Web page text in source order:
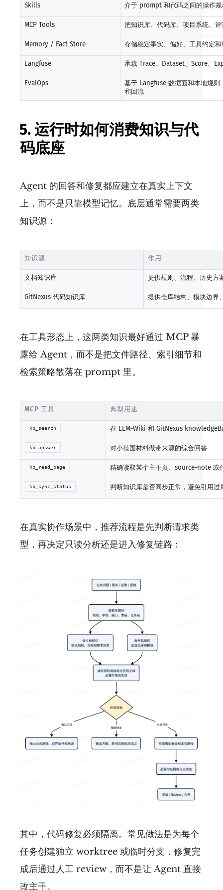
Skills 介于 prompt 和代码之间的操作
MCP Tools 把知识库、代码库、项目系统、
Memory / Fact Store 存储稳定事实、偏好、工具约定
Langfuse 承载 Trace、Dataset、Score、
EvalOps
基于 Langfuse 数据面和本地规
和回流
5. 运行时如何消费知识与代
码底座
Agent 的回答和修复都应建立在真实上下文
上，而不是只靠模型记忆。底层通常需要两类
知识源：
知识源 作用
文档知识库 提供规则、流程、历史方
GitNexus 代码知识库 提供仓库结构、模块边界
在工具形态上，这两类知识最好通过 MCP 暴
露给 Agent，而不是把文件路径、索引细节和
检索策略散落在 prompt 里。
MCP 工具 典型用途
kb_search 在 LLM-Wiki 和 GitNexus
kb_answer 对小范围材料做带来源的综合回答
kb_read_page 精确读取某个主干页、source-note 或
kb_sync_status 判断知识库是否同步正常，避免引用过
在真实协作场景中，推荐流程是先判断请求类
型，再决定只读分析还是进入修复链路：
其中，代码修复必须隔离。常见做法是为每个
任务创建独立 worktree 或临时分支，修复完
成后通过人工 review，而不是让 Agent 直接
改主干。